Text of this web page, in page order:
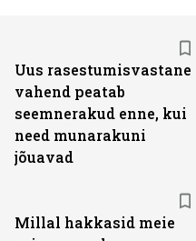
Uus rasestumisvastane
vahend peatab
seemnerakud enne, kui
need munarakuni
jõuavad
Millal hakkasid meie